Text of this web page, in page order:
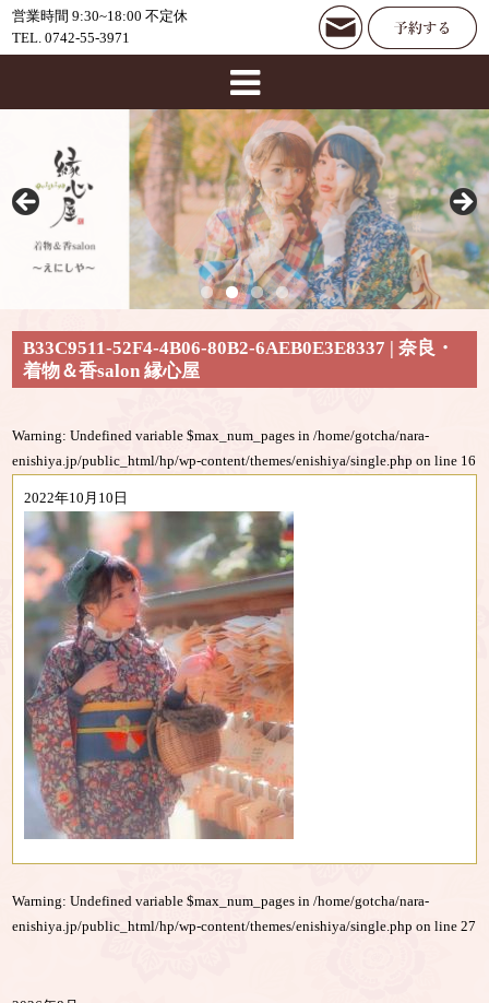
営業時間 9:30~18:00 不定休
TEL. 0742-55-3971
B33C9511-52F4-4B06-80B2-6AEB0E3E8337 | 奈良・
着物＆香salon 縁心屋
Warning: Undefined variable $max_num_pages in/home/gotcha/nara-
enishiya.jp/public_html/hp/wp-content/themes/enishiya/single.php on line 16
2022年10月10日
Warning: Undefined variable $max_num_pages in/home/gotcha/nara-
enishiya.jp/public_html/hp/wp-content/themes/enishiya/single.php on line27